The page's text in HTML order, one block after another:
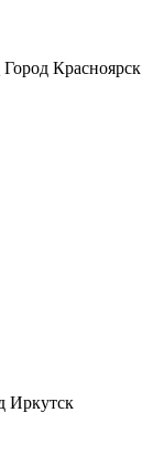
ГородКрасноярск
Иркутск